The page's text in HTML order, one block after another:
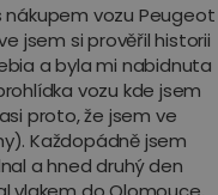
nákupem vozu Peugeot
jsem si prověřil historii
a byla mi nabidnuta
vozu kde jsem
proto, že jsem ve
Každopádně jsem
a hned druhý den